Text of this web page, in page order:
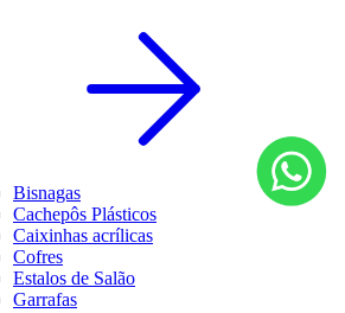
Bisnagas
Cachepôs Plásticos
Caixinhas acrílicas
Cofres
Estalos de Salão
Garrafas